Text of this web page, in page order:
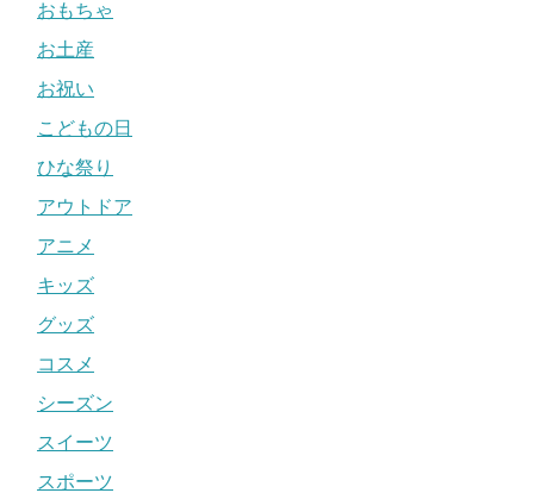
おもちゃ
お土産
お祝い
こどもの日
ひな祭り
アウトドア
アニメ
キッズ
グッズ
コスメ
シーズン
スイーツ
スポーツ